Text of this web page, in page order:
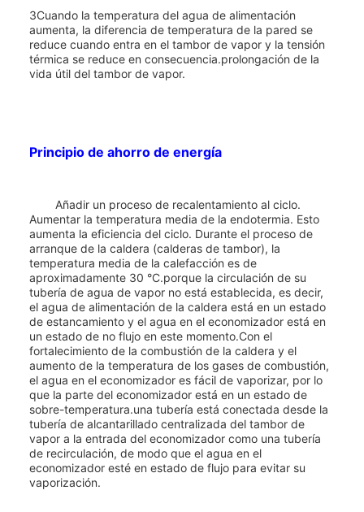
3Cuando la temperatura del agua de alimentación
aumenta, la diferencia de temperatura de la pared se
reduce cuando entra en el tambor de vapor y la tensión
térmica se reduce en consecuencia.prolongación de la
vida útil del tambor de vapor.
Principio de ahorro de energía
Añadir un proceso de recalentamiento al ciclo.
Aumentar la temperatura media de la endotermia. Esto
aumenta la eficiencia del ciclo. Durante el proceso de
arranque de la caldera (calderas de tambor), la
temperatura media de la calefacción es de
aproximadamente 30 °C.porque la circulación de su
tubería de agua de vapor no está establecida, es decir,
el agua de alimentación de la caldera está en un estado
de estancamiento y el agua en el economizador está en
un estado de no flujo en este momento.Con el
fortalecimiento de la combustión de la caldera y el
aumento de la temperatura de los gases de combustión,
el agua en el economizador es fácil de vaporizar, por lo
que la parte del economizador está en un estado de
sobre-temperatura.una tubería está conectada desde la
tubería de alcantarillado centralizada del tambor de
vapor a la entrada del economizador como una tubería
de recirculación, de modo que el agua en el
economizador esté en estado de flujo para evitar su
vaporización.